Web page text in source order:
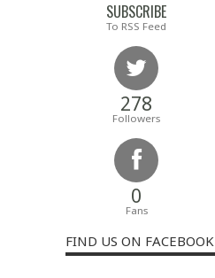
SUBSCRIBE
To RSS Feed
278
Followers
0
Fans
FIND US ON FACEBOOK